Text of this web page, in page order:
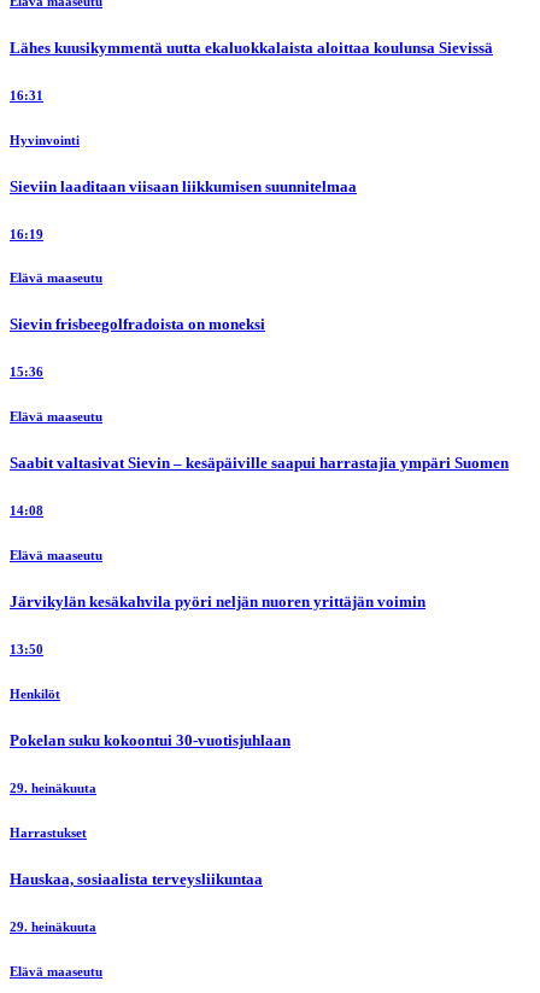
Lähes kuusikymmentä uutta ekaluokkalaista aloittaa koulunsa Sievissä
16:31
Hyvinvointi
Sieviin laaditaan viisaan liikkumisen suunnitelmaa
16:19
Elävä maaseutu
Sievin frisbeegolfradoista on moneksi
15:36
Elävä maaseutu
Saabit valtasivat Sievin – kesäpäiville saapui harrastajia ympäri Suomen
14:08
Elävä maaseutu
Järvikylän kesäkahvila pyöri neljän nuoren yrittäjän voimin
13:50
Henkilöt
Pokelan suku kokoontui 30-vuotisjuhlaan
29. heinäkuuta
Harrastukset
Hauskaa, sosiaalista terveysliikuntaa
29. heinäkuuta
Elävä maaseutu